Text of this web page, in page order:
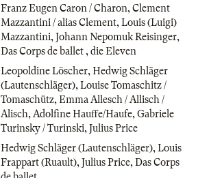
Franz Eugen Caron / Charon, Clement
Mazzantini / alias Clement, Louis (Luigi)
Mazzantini, Johann Nepomuk Reisinger,
Das Corps de ballet , die Eleven
Leopoldine Löscher, Hedwig Schläger
(Lautenschläger), Louise Tomaschitz /
Tomaschütz, Emma Allesch / Allisch /
Alisch, Adolfine Hauffe/Haufe, Gabriele
Turinsky / Turinski, Julius Price
Hedwig Schläger (Lautenschläger), Louis
Frappart (Ruault), Julius Price, Das Corps